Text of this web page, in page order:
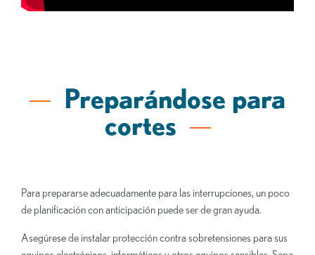
Preparándose para
cortes
Para prepararse adecuadamente para las interrupciones, un poco
de planificación con anticipación puede ser de gran ayuda.
Asegúrese de instalar protección contra sobretensiones para sus